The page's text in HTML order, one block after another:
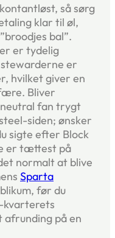
så sørg
klar til øl,
bal”.
er tydelig
er
hvilket giver en
Bliver
neutral fan trygt
siden; ønsker
sigte efter Block
er tættest på
normalt at blive
Sparta
før du
kvarterets
afrunding på en